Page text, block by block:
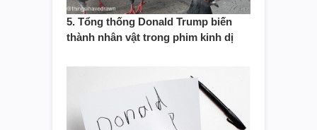
5. Tổng thống Donald Trump biến
thành nhân vật trong phim kinh dị